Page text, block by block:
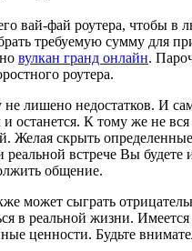
вай-фай роутера, чтобы
требуемую сумму для
вулкан гранд онлайн.
роутера.
лишено недостатков. И
и останется. К тому же не
Желая скрыть
встрече Вы будете
общение.
может сыграть
в реальной жизни.
ценности. Будьте